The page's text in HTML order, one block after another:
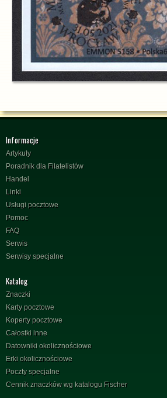
Informacje
Artykuły
Poradnik dla Filatelistów
Handel
Linki
Usługi pocztowe
Pomoc
FAQ
Serwis
Serwisy specjalne
Katalog
Znaczki
Karty pocztowe
Koperty pocztowe
Całostki inne
Datowniki okolicznościowe
Erki okolicznościowe
Poczty specjalne
Cennik znaczków wg katalogu Fischer